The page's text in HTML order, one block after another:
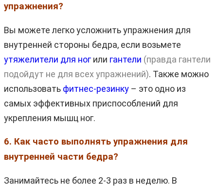
упражнения?
Вы можете легко усложнить упражнения для
внутренней стороны бедра, если возьмете
утяжелители для ног или гантели (правда гантели
подойдут не для всех упражнений). Также можно
использовать фитнес-резинку – это одно из
самых эффективных приспособлений для
укрепления мышц ног.
6. Как часто выполнять упражнения для
внутренней части бедра?
Занимайтесь не более 2-3 раз в неделю. В